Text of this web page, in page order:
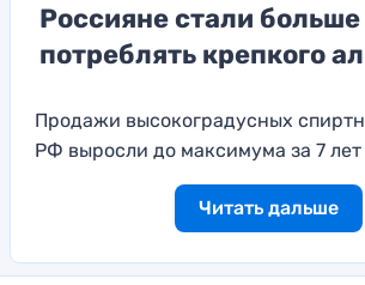
Россияне стали больше
потреблять крепкого
Продажи высокоградусных
РФ выросли до максимума за 7 лет
Читать дальше